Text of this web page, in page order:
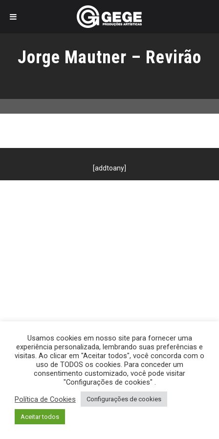
o
Jorge Mautner – Revirão
[addtoany]
© GEGE PRODUÇÕES – TODOS OS DIREITOS RESERVADOS.
POLÍTICA DE PRIVACIDADE
Usamos cookies em nosso site para fornecer uma
experiência personalizada, lembrando suas preferências e
visitas. Ao clicar em "Aceitar todos", você concorda com o
uso de TODOS os cookies. Para conceder um
consentimento customizado, você pode visitar
"Configurações de cookies" .
Política de Cookies
Configurações de cookies
Aceitar todos